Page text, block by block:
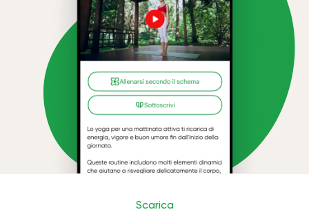
Scarica